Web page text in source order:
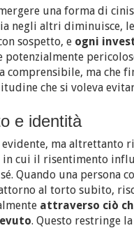
una forma di
negli altri diminuisce,
sospetto, e ogni
potenzialmente
comprensibile, ma che
che si voleva
e identità
evidente, ma altrettanto
cui il risentimento
Quando una persona
al torto subito,
attraverso ciò
. Questo restringe